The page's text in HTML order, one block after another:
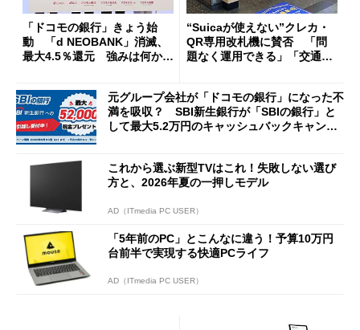
「ドコモの銀行」きょう始
動 「d NEOBANK」消滅、
最大4.5％還元 強みは何か解
“Suicaが使えない”クレカ・
QR専用改札機に賛否 「問
題なく運用できる」「交通系I
元グループ会社が「ドコモの銀行」になった不
満を吸収？ SBI新生銀行が「SBIの銀行」と
して最大5.2万円のキャッシュバックキャンペ
これから選ぶ新型TVはこれ！失敗しない選び
方と、2026年夏の一押しモデル
AD（ITmedia PC USER）
「5年前のPC」とこんなに違う！予算10万円
台前半で実現する快適PCライフ
AD（ITmedia PC USER）